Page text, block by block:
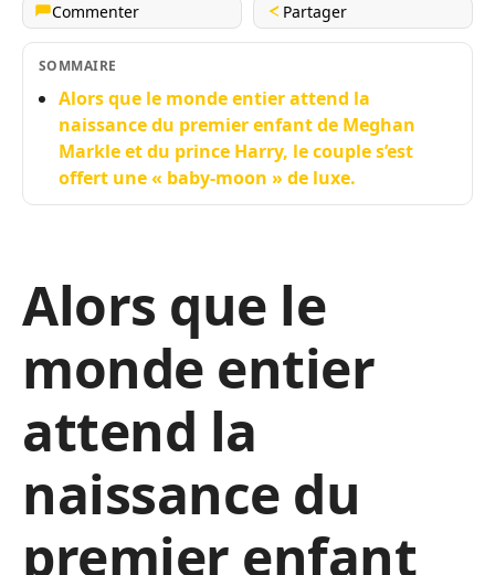
Commenter
Partager
SOMMAIRE
Alors que le monde entier attend la
naissance du premier enfant de Meghan
Markle et du prince Harry, le couple s’est
offert une « baby-moon » de luxe.
Alors que le
monde entier
attend la
naissance du
premier enfant